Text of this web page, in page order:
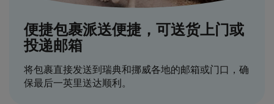
便捷包裹派送便捷，可送货上门或
投递邮箱
将包裹直接发送到瑞典和挪威各地的邮箱或门口，确
保最后一英里送达顺利。